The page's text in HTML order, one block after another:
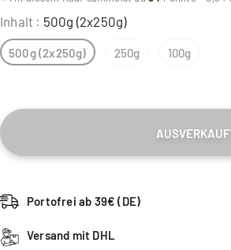
Inhalt : 500g (2x250g)
500g (2x250g) 250g 100g
Portofrei ab 39€ (DE)
Versand mit DHL